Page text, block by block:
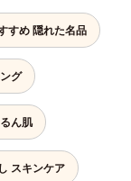
すめ 隠れた名品
グ
ん肌
スキンケア